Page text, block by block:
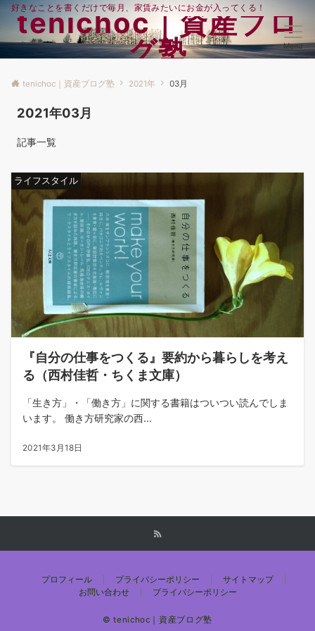
好きなことを書くだけで毎月、家賃みたいにお金が入ってくる！
tenichoc｜資産ブロ
グ塾
Menu
tenichoc｜資産ブログ塾 2021年 03月
2021年03月
記事一覧
ライフスタイル
『自分の仕事をつくる』要約から暮らしを考え
る（西村佳哲・ちくま文庫）
「生き方」・「働き方」に関する書籍はついつい読んでしま
います。 働き方研究家の西...
2021年3月18日
プロフィール プライバシーポリシー
サイトマップ
お問い合わせ
プライバシーポリシー
© tenichoc｜資産ブログ塾